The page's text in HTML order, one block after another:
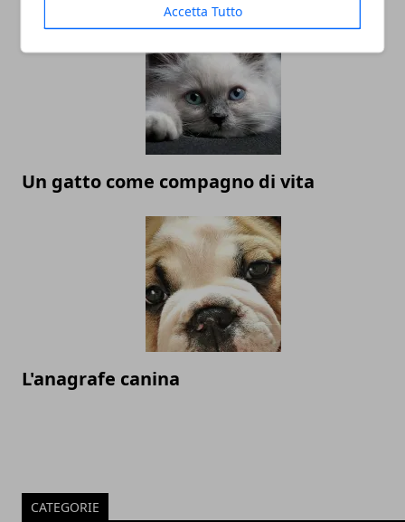
Accetta Tutto
Un gatto come compagno di vita
L'anagrafe canina
CATEGORIE